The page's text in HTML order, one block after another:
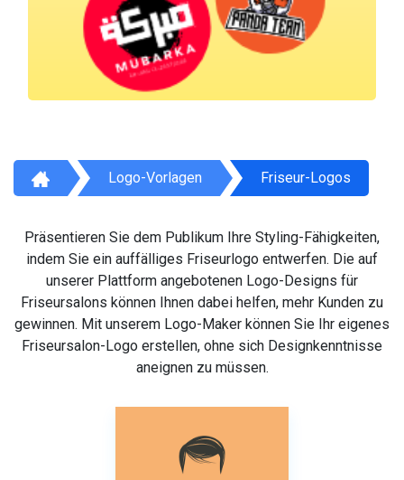
Logo-Vorlagen Friseur-Logos
Präsentieren Sie dem Publikum Ihre Styling-Fähigkeiten,
indem Sie ein auffälliges Friseurlogo entwerfen. Die auf
unserer Plattform angebotenen Logo-Designs für
Friseursalons können Ihnen dabei helfen, mehr Kunden zu
gewinnen. Mit unserem Logo-Maker können Sie Ihr eigenes
Friseursalon-Logo erstellen, ohne sich Designkenntnisse
aneignen zu müssen.